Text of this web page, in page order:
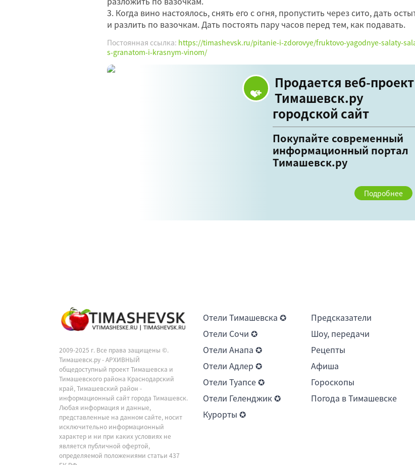
3. Когда вино настоялось, снять его с огня, пропустить через сито, дать
и разлить по вазочкам. Дать постоять пару часов перед тем, как подавать.
Постоянная ссылка: https://timashevsk.ru/pitanie-i-zdorovye/fruktovo-yagodnye-salaty-
s-granatom-i-krasnym-vinom/
Продается веб-проект
Тимашевск.ру
городской сайт
Покупайте современный
информационный портал
Тимашевск.ру
Подробнее
2009-2025 г. Все права защищены ©.
Тимашевск.ру - АРХИВНЫЙ
общедоступный проект Тимашевска и
Тимашевского района Краснодарский
край, Тимашевский район -
информационный сайт города Тимашевск.
Любая информация и данные,
представленные на данном сайте, носит
исключительно информационный
характер и ни при каких условиях не
является публичной офертой,
определяемой положениями статьи 437
Отели Тимашевска ✪
Отели Сочи ✪
Отели Анапа ✪
Отели Адлер ✪
Отели Туапсе ✪
Отели Геленджик ✪
Курорты ✪
Предсказатели
Шоу, передачи
Рецепты
Афиша
Гороскопы
Погода в Тимашевске